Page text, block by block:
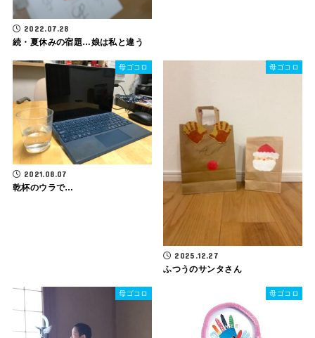
2022.07.28
続・夏休みの宿題…娘は私と違う
母ゴコロ
2021.08.07
乾杯のウラで…
母ゴコロ
2025.12.27
ふつうのサンタさん
母ゴコロ 母ゴコロ